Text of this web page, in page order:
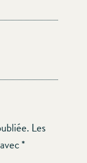
Les
*